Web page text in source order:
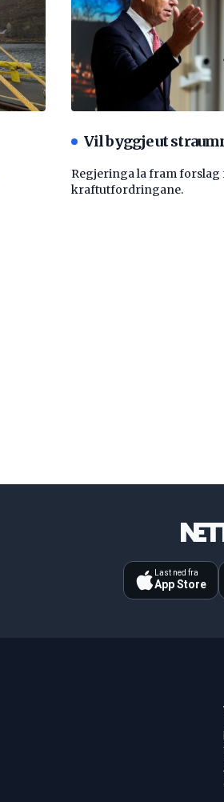
Vil byggje ut
Regjeringa la fram forslag
kraftutfordringane.
Last ned fra
App Store